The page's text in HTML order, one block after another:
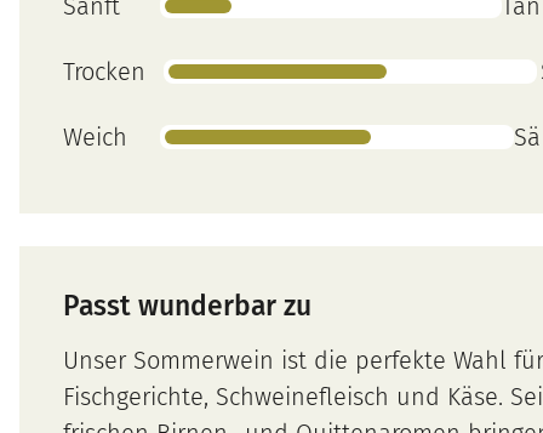
Trocken
Weich
Passt wunderbar zu
Unser Sommerwein ist die perfekte Wahl für
Fischgerichte, Schweinefleisch und Käse.